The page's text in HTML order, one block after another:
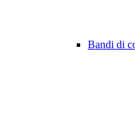
Bandi di